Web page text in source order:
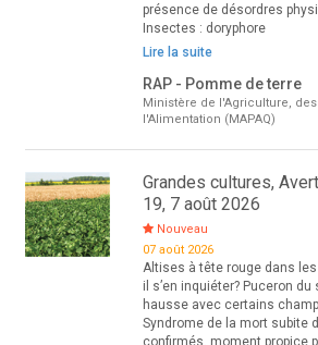
présence de désordres
Insectes : doryphore
Lire la suite
RAP - Pomme de terre
Ministère de l'Agriculture,
l'Alimentation (MAPAQ)
Grandes cultures,
19, 7 août 2026
Nouveau
07 août 2026
Altises à tête rouge dans
il s’en inquiéter? Puceron
hausse avec certains
Syndrome de la mort subite
confirmés, moment propice